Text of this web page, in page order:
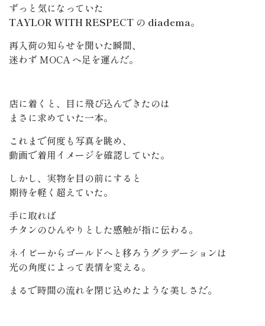
ずっと気になっていた
TAYLOR WITH RESPECT の diadema。
再入荷の知らせを聞いた瞬間、
迷わず MOCA へ足を運んだ。
店に着くと、目に飛び込んできたのは
まさに求めていた一本。
これまで何度も写真を眺め、
動画で着用イメージを確認していた。
しかし、実物を目の前にすると
期待を軽く超えていた。
手に取れば
チタンのひんやりとした感触が指に伝わる。
ネイビーからゴールドへと移ろうグラデーションは
光の角度によって表情を変える。
まるで時間の流れを閉じ込めたような美しさだ。